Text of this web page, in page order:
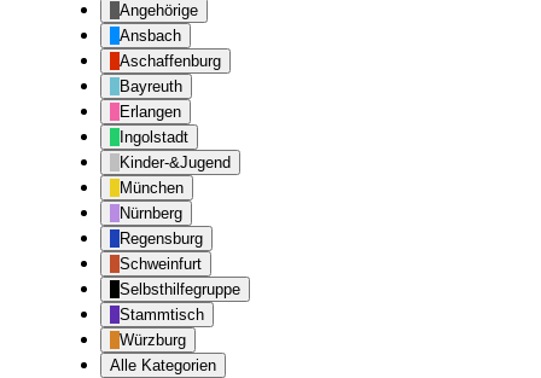
Angehörige
Ansbach
Aschaffenburg
Bayreuth
Erlangen
Ingolstadt
Kinder-&Jugend
München
Nürnberg
Regensburg
Schweinfurt
Selbsthilfegruppe
Stammtisch
Würzburg
Alle Kategorien